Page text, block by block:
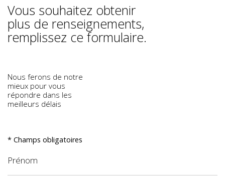
Vous souhaitez obtenir
plus de renseignements,
remplissez ce formulaire.
Nous ferons de notre
mieux pour vous
répondre dans les
meilleurs délais
* Champs obligatoires
Prénom